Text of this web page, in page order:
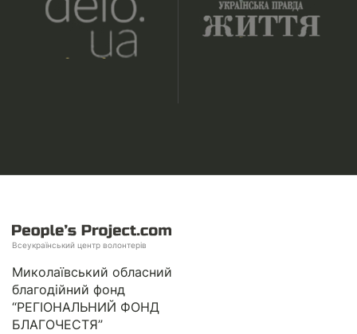
Всеукраїнський центр волонтерів
Миколаївський обласний
благодійний фонд
“РЕГІОНАЛЬНИЙ ФОНД
БЛАГОЧЕСТЯ”